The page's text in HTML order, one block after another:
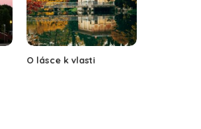
O lásce k vlasti